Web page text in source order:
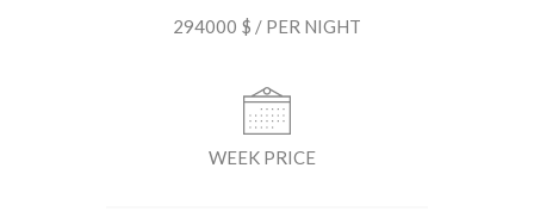
294000 $ / PER NIGHT
WEEK PRICE